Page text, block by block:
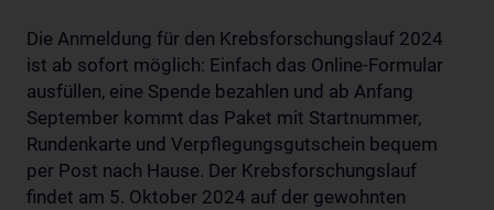
Die Anmeldung für den Krebsforschungslauf 2024
ist ab sofort möglich: Einfach das Online-Formular
ausfüllen, eine Spende bezahlen und ab Anfang
September kommt das Paket mit Startnummer,
Rundenkarte und Verpflegungsgutschein bequem
per Post nach Hause. Der Krebsforschungslauf
findet am 5. Oktober 2024 auf der gewohnten